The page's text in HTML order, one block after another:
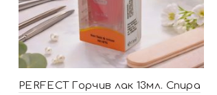
PERFECT Горчив лак 13мл. Спира